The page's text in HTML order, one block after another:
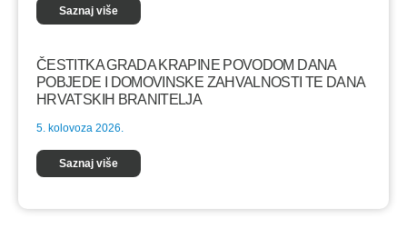
Saznaj više
ČESTITKA GRADA KRAPINE POVODOM DANA
POBJEDE I DOMOVINSKE ZAHVALNOSTI TE DANA
HRVATSKIH BRANITELJA
5. kolovoza 2026.
Saznaj više